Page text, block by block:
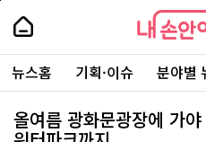
본
로
가
내
손
안
에
서
울
-
서
내
손
에
울
주
요
서
뉴스홈 기획·이슈 분야별
올여름 광화문광장에 가
페
상
단
로